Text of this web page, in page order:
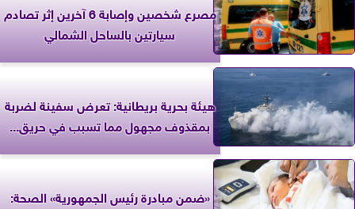
مصرع شخصين وإصابة 6 آخرين إثر تصادم
سيارتين بالساحل الشمالي
‎هيئة بحرية بريطانية: تعرض سفينة لضربة
بمقذوف مجهول مما تسبب في حريق...
«ضمن مبادرة رئيس الجمهورية» الصحة: